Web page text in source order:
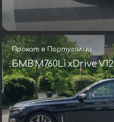
Прокат в Португалии
БМВ M760Li xDrive V12